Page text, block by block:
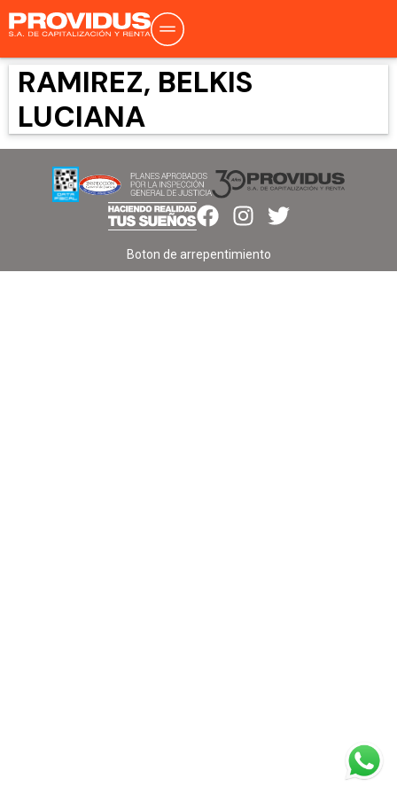
RAMIREZ, BELKIS
LUCIANA
Boton de arrepentimiento